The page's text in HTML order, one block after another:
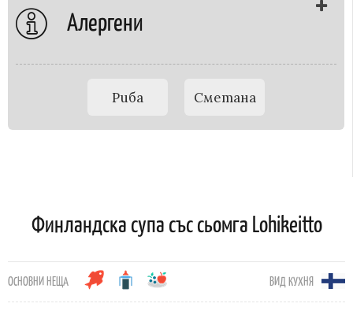
Алергени
Риба Сметана
Финландска супа със сьомга Lohikeitto
ОСНОВНИ НЕЩА ВИД КУХНЯ